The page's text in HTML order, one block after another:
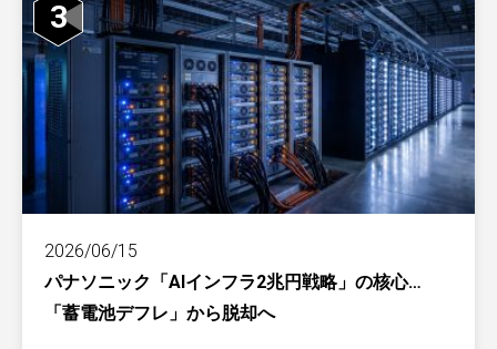
3
2026/06/15
パナソニック「AIインフラ2兆円戦略」の核心…
「蓄電池デフレ」から脱却へ